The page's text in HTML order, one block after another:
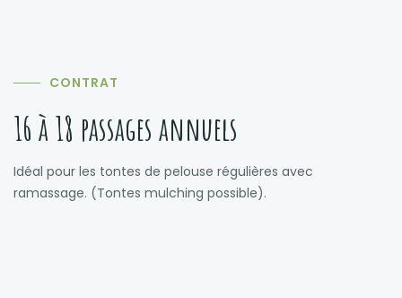
CONTRAT
16 à 18 passages annuels
Idéal pour les tontes de pelouse régulières avec
ramassage. (Tontes mulching possible).